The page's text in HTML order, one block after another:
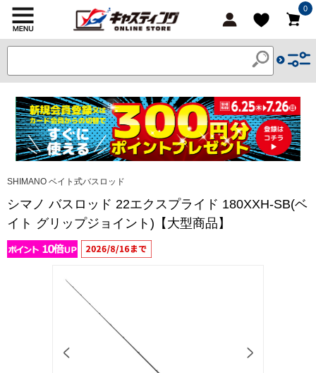
0
SHIMANO ベイト式バスロッド
シマノ バスロッド 22エクスプライド 180XXH-SB(ベ
イト グリップジョイント)【大型商品】